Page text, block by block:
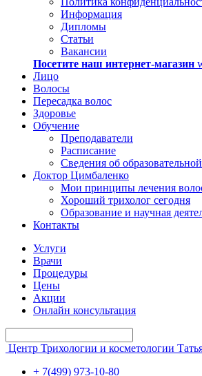
Информация
Дипломы
Статьи
Вакансии
Посетите наш интернет-магазин
Лицо
Волосы
Пересадка волос
Здоровье
Обучение
Преподаватели
Расписание
Сведения об
Доктор Цимбаленко
Мои принципы лечения
Хороший трихолог сегодня
Образование и научная
Контакты
Услуги
Врачи
Процедуры
Цены
Акции
Онлайн консультация
Центр Трихологии и косметологии
+ 7(499) 973-10-80